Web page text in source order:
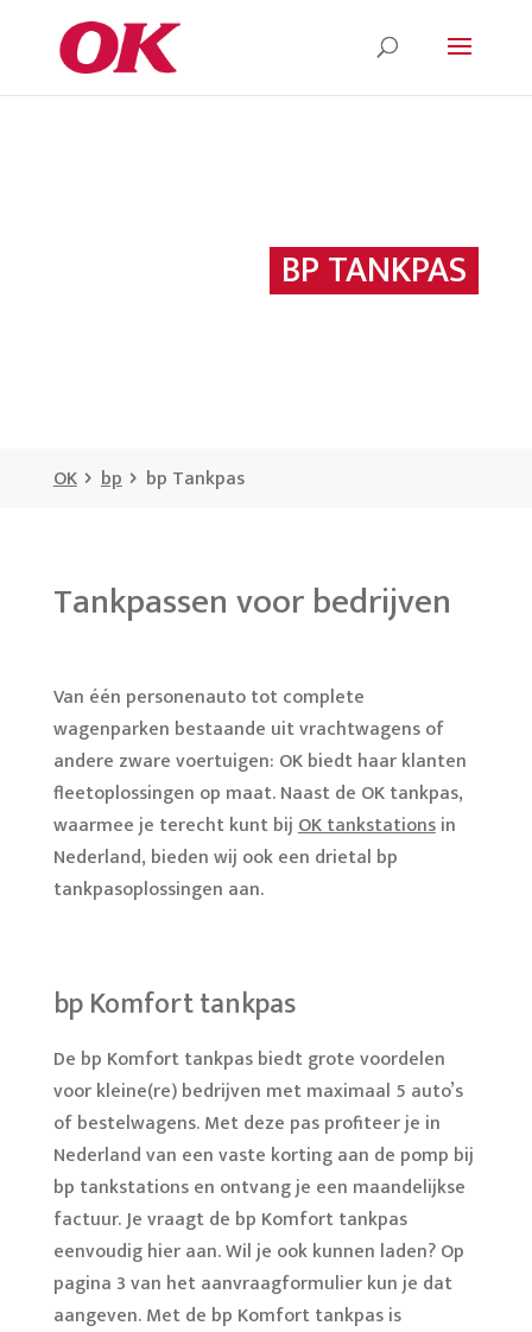
BP TANKPAS
OK bp bp Tankpas
Tankpassen voor bedrijven
Van één personenauto tot complete
wagenparken bestaande uit vrachtwagens of
andere zware voertuigen: OK biedt haar klanten
fleetoplossingen op maat. Naast de OK tankpas,
waarmee je terecht kunt bijOK tankstationsin
Nederland, bieden wij ook een drietal bp
tankpasoplossingen aan.
bp Komfort tankpas
De bp Komfort tankpas biedt grote voordelen
voor kleine(re) bedrijven met maximaal 5 auto’s
of bestelwagens. Met deze pas profiteer je in
Nederland van een vaste korting aan de pomp bij
bp tankstations en ontvang je een maandelijkse
factuur. Je vraagt de bp Komfort tankpas
eenvoudig hier aan. Wil je ook kunnen laden? Op
pagina 3 van het aanvraagformulier kun je dat
aangeven. Met de bp Komfort tankpas is